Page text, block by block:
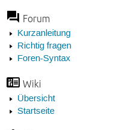
Forum
Kurzanleitung
Richtig fragen
Foren-Syntax
Wiki
Übersicht
Startseite